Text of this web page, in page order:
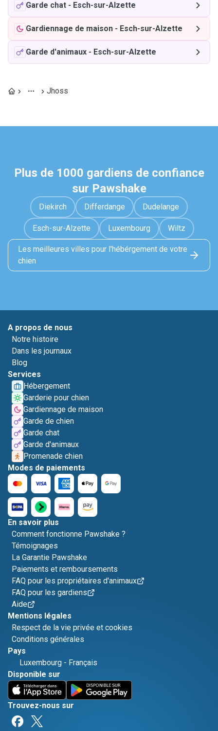
Garde chat - Esch-sur-Alzette
Gardiennage de maison - Esch-sur-Alzette
Garde d'animaux - Esch-sur-Alzette
Jhoss
Plus de 1000 gardiens de confiance
sur Pawshake
Diekirch Differdange Dudelange
Esch-sur-Alzette Luxembourg Wiltz
Les meilleures villes pour l'hébérgement de votre
chien
A propos de nous
Notre histoire
Dans les journaux
Blog
Services
Hébergement
Garderie pour chien
Gardiennage de maison
Garde de chien
Garde chat
Garde d'animaux
Promenade chien
Modes de paiements
En savoir plus
Comment fonctionne Pawshake ?
Témoignages
La Garantie Pawshake
Paiements et remboursements
FAQ pour les propriétaires d'animaux
FAQ pour les gardiens
Aide
Mentions légales
Respect de la vie privée et cookies
Conditions générales
Pays
Luxembourg - Français
Disponible sur
Trouvez-nous sur